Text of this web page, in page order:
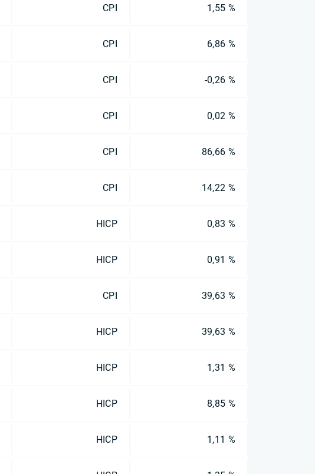
CPI 1,55 %
CPI 6,86 %
CPI -0,26 %
CPI 0,02 %
CPI 86,66 %
CPI 14,22 %
HICP 0,83 %
HICP 0,91 %
CPI 39,63 %
HICP 39,63 %
HICP 1,31 %
HICP 8,85 %
HICP 1,11 %